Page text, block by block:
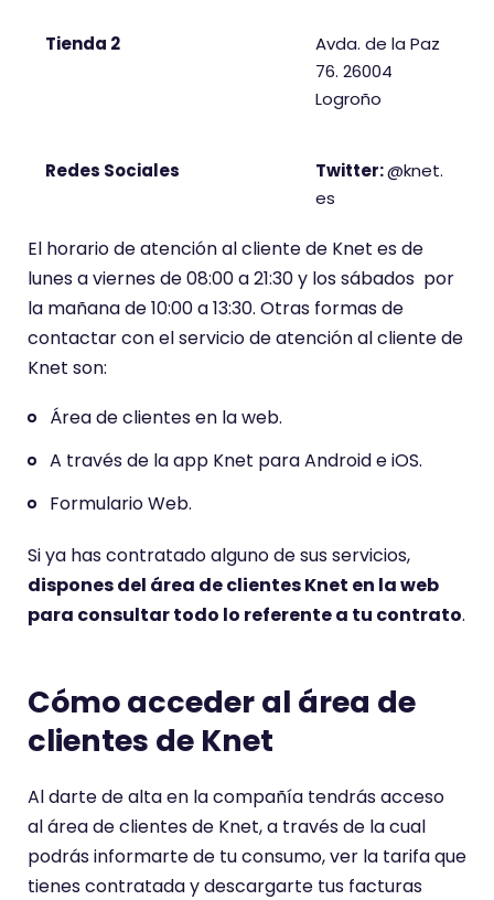
Tienda 2
Avda. de la Paz
76. 26004
Logroño
Redes Sociales Twitter:@knet.
es
El horario de atención al cliente de Knet es de
lunes a viernes de 08:00 a 21:30 y los sábados por
la mañana de 10:00 a 13:30. Otras formas de
contactar con el servicio de atención al cliente de
Knet son:
Área de clientes en la web.
A través de la app Knet para Android e iOS.
Formulario Web.
Si ya has contratado alguno de sus servicios,
dispones del área de clientes Knet en la web
para consultar todo lo referente a tu contrato.
Cómo acceder al área de
clientes de Knet
Al darte de alta en la compañía tendrás acceso
al área de clientes de Knet, a través de la cual
podrás informarte de tu consumo, ver la tarifa que
tienes contratada y descargarte tus facturas